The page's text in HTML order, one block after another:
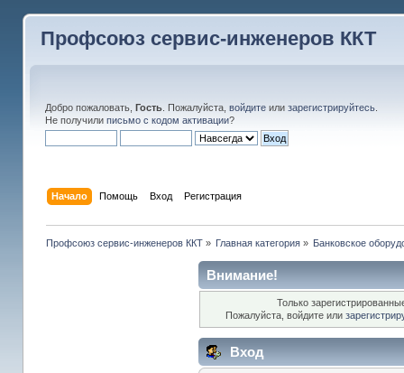
Профсоюз сервис-инженеров ККТ
Добро пожаловать, Гость. Пожалуйста, войдитеили зарегистрируйтесь.
Не получили письмо с кодом активации?
Начало Помощь Вход Регистрация
Профсоюз сервис-инженеров ККТ» Главная категория » Банковское
Внимание!
Только
Пожалуйста, войдите или
Вход